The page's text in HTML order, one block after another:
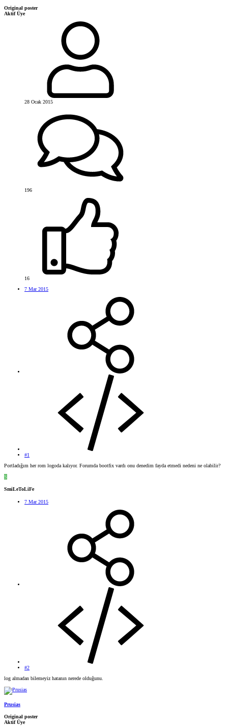
Original poster
Aktif Üye
28 Ocak 2015
196
16
7 Mar 2015
#1
Portladığım her rom logoda kalıyor. Forumda bootfix vardı onu denedim fayda etmedi nedeni ne olabilir?
S
SmiLeToLiFe
7 Mar 2015
#2
log almadan bilemeyiz hatanın nerede olduğunu.
Prusias
Original poster
Aktif Üye